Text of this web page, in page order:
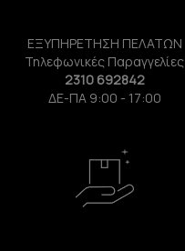
ΕΞΥΠΗΡΕΤΗΣΗ ΠΕΛΑΤΩΝ
Τηλεφωνικές Παραγγελίες
2310 692842
ΔΕ-ΠΑ 9:00 - 17:00